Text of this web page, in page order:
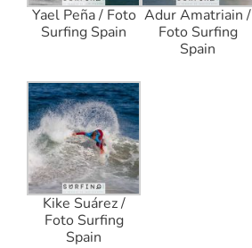
Yael Peña / Foto
Surfing Spain
Adur Amatriain /
Foto Surfing
Spain
Kike Suárez /
Foto Surfing
Spain